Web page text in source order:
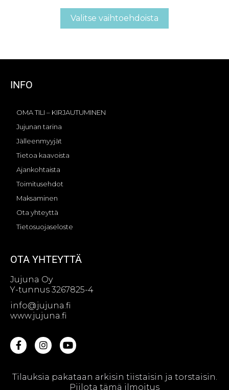
Tilauksia pakataan arkisin tiistaisin ja torstaisin.
Piilota tämä ilmoitus
Valitse vaihtoehdoista
INFO
OMA TILI – KIRJAUTUMINEN
Jujunan tarina
Jälleenmyyjät
Tietoa kaavoista
Ajankohtaista
Toimitusehdot
Maksaminen
Ota yhteyttä
Tietosuojaseloste
OTA YHTEYTTÄ
Jujuna Oy
Y-tunnus 3267825-4
info@jujuna.fi
www.jujuna.fi
© Jujuna Oy || Web design bySivutaikuri Oy